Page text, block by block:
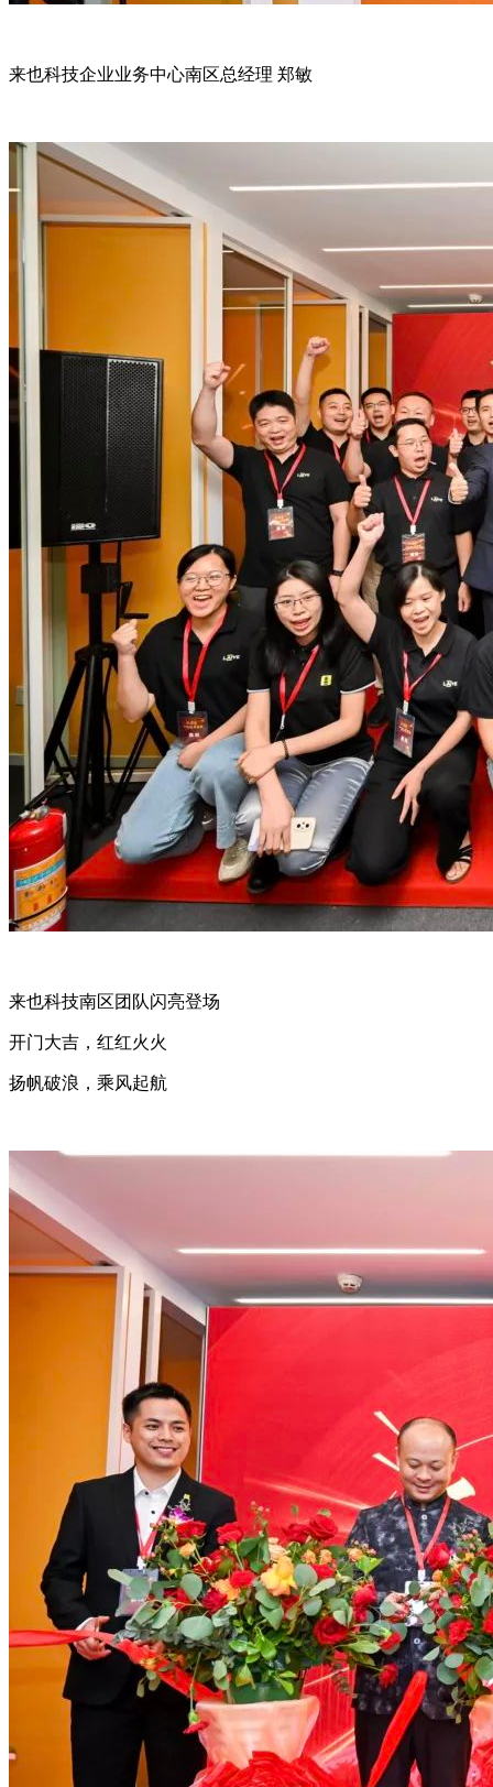
来也科技企业业务中心南区总经理 郑敏
来也科技南区团队闪亮登场
开门大吉，红红火火
扬帆破浪，乘风起航